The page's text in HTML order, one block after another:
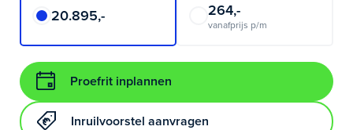
20.895,- 264,-
vanafprijs p/m
Proefrit inplannen
Inruilvoorstel aanvragen